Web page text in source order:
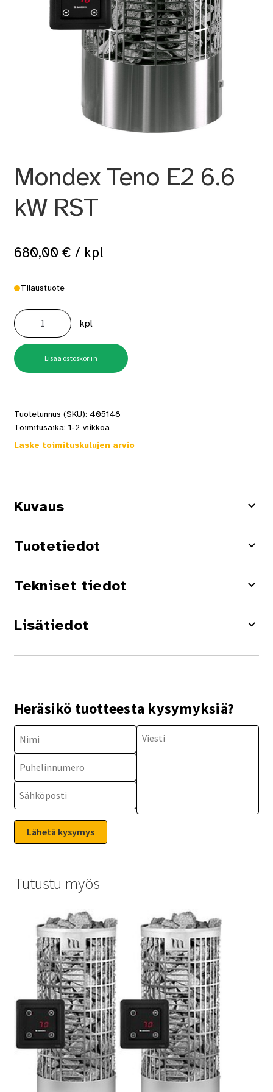
Mondex Teno E2 6.6
kW RST
680,00 € / kpl
Tilaustuote
Mondex
Teno
E2
6.6
kW
RST
määrä
kpl
Lisää ostoskoriin
Tuotetunnus (SKU): 405148
Toimitusaika: 1-2 viikkoa
Laske toimituskulujen arvio
Kuvaus
Tuotetiedot
Tekniset tiedot
Lisätiedot
Heräsikö tuotteesta kysymyksiä?
Tutustu myös